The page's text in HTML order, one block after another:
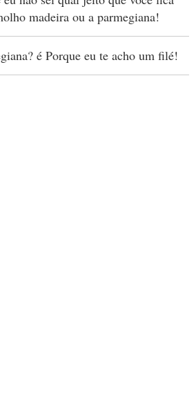
madeira ou a parmegiana!
é Porque eu te acho um filé!